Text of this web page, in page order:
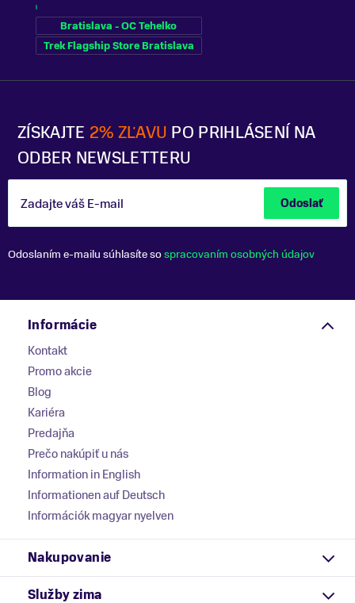
ZÍSKAJTE 2% ZĽAVU PO PRIHLÁSENÍ NA
ODBER NEWSLETTERU
Zadajte váš E-mail Odoslať
Odoslaním e-mailu súhlasíte sospracovaním osobných údajov
Bratislava - OC Tehelko
Trek Flagship Store Bratislava
Informácie
Kontakt
Promo akcie
Blog
Kariéra
Predajňa
Prečo nakúpiť u nás
Information in English
Informationen auf Deutsch
Információk magyar nyelven
Nakupovanie
Služby zima